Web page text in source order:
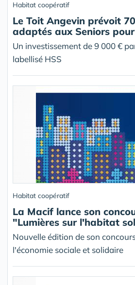
Habitat coopératif
Le Toit Angevin prévoit
adaptés aux Seniors
Un investissement de 9 000 €
labellisé HSS
Habitat coopératif
La Macif lance son
"Lumières sur l'habitat
Nouvelle édition de son
l'économie sociale et solidaire